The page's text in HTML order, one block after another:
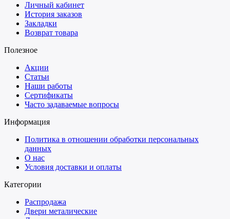
Личный кабинет
История заказов
Закладки
Возврат товара
Полезное
Акции
Статьи
Наши работы
Сертификаты
Часто задаваемые вопросы
Информация
Политика в отношении обработки персональных
данных
О нас
Условия доставки и оплаты
Категории
Распродажа
Двери металические